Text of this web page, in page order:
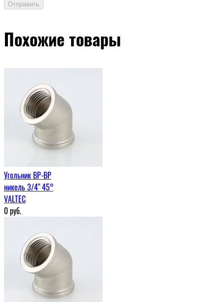
Отправить
Похожие товары
Угольник ВР-ВР
никель 3/4" 45°
VALTEC
0руб.